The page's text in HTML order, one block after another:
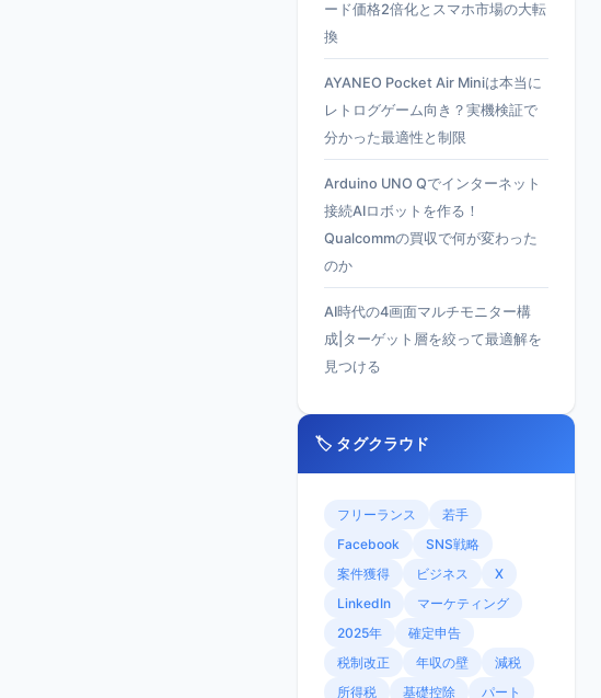
ード価格2倍化とスマホ市場の大転
換
AYANEO Pocket Air Miniは本当に
レトログゲーム向き？実機検証で
分かった最適性と制限
Arduino UNO Qでインターネット
接続AIロボットを作る！
Qualcommの買収で何が変わった
のか
AI時代の4画面マルチモニター構
成|ターゲット層を絞って最適解を
見つける
🏷️ タグクラウド
フリーランス
若手
Facebook
SNS戦略
案件獲得
ビジネス
X
LinkedIn
マーケティング
2025年
確定申告
税制改正
年収の壁
減税
所得税
基礎控除
パート